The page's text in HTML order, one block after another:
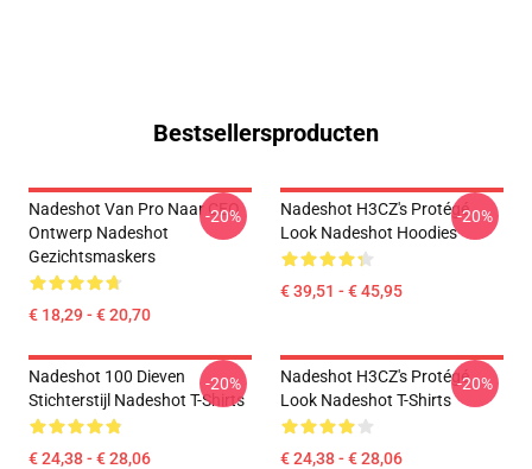
Bestsellersproducten
Nadeshot Van Pro Naar CEO
Ontwerp Nadeshot
Gezichtsmaskers
€ 18,29 - € 20,70
-20%
Nadeshot H3CZ's Protégé
Look Nadeshot Hoodies
€ 39,51 - € 45,95
-20%
Nadeshot 100 Dieven
Stichterstijl Nadeshot T-Shirts
€ 24,38 - € 28,06
-20%
Nadeshot H3CZ's Protégé
Look Nadeshot T-Shirts
€ 24,38 - € 28,06
-20%